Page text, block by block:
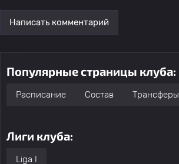
Написать комментарий
Популярные страницы клуба:
Расписание Состав Трансферы
Лиги клуба:
Liga I